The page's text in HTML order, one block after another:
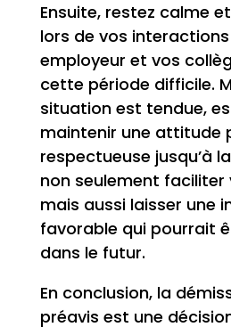
Ensuite, restez calme
lors de vos
employeur et vos
cette période difficile.
situation est tendue,
maintenir une attitude
respectueuse jusqu’à
non seulement
mais aussi laisser une
favorable qui pourrait
dans le futur.
En conclusion, la
préavis est une